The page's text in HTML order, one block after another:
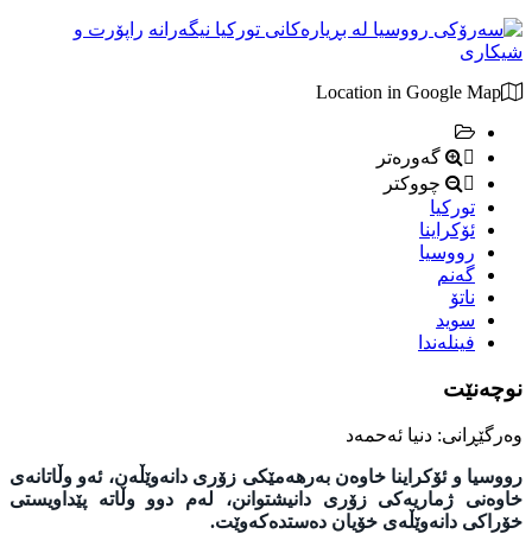
راپۆرت و
شیکاری
Location in Google Map
گەورەتر
چووکتر
توركیا
ئۆكراینا
رووسیا
گەنم
ناتۆ
سوید
فینلەندا
نوچەنێت
وەرگێڕانی: دنیا ئەحمەد
رووسيا و ئۆكراينا خاوه‌ن به‌رهه‌مێكى زۆرى دانه‌وێڵه‌ن، ئه‌و وڵاتانه‌ى
خاوەنی ژماریەكی زۆری دانیشتوانن، له‌م دوو وڵاته‌ پێداويستى
خۆراكى دانه‌وێڵه‌ى خۆيان ده‌ستده‌كه‌وێت.